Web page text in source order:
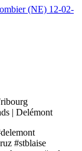
(NE) 12-02-
| Delémont
#stblaise